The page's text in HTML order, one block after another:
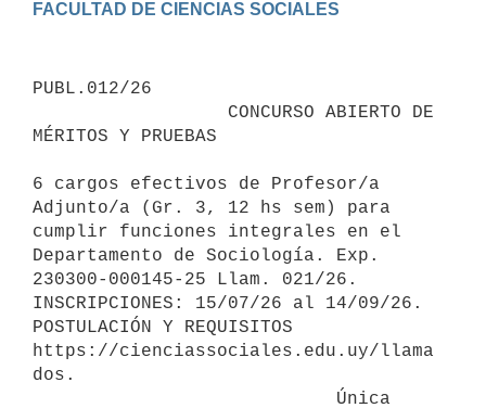
PUBL.012/26
MÉRITOS Y PRUEBAS
6 cargos efectivos de Profesor/a
Adjunto/a (Gr. 3, 12 hs sem) para
cumplir funciones integrales en el
Departamento de Sociología. Exp.
230300-000145-25 Llam. 021/26.
INSCRIPCIONES: 15/07/26 al 14/09/26.
POSTULACIÓN Y REQUISITOS
https://cienciassociales.edu.uy/llama
dos.